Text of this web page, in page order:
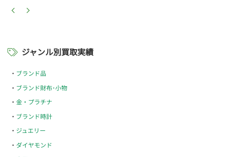
ジャンル別買取実績
ブランド品
ブランド財布･小物
金・プラチナ
ブランド時計
ジュエリー
ダイヤモンド